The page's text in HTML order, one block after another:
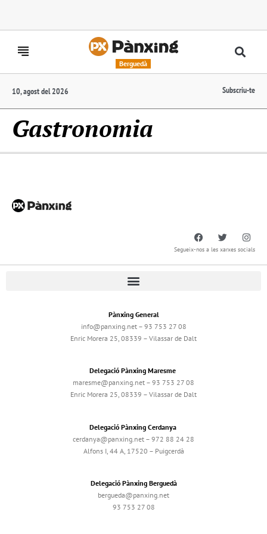
Berguedà
10, agost del 2026 Subscriu-te
Gastronomia
Segueix-nos a les xarxes socials
Pànxing General
info@panxing.net – 93 753 27 08
Enric Morera 25, 08339 – Vilassar de Dalt
Delegació Pànxing Maresme
maresme@panxing.net – 93 753 27 08
Enric Morera 25, 08339 – Vilassar de Dalt
Delegació Pànxing Cerdanya
cerdanya@panxing.net – 972 88 24 28
Alfons I, 44 A, 17520 – Puigcerdà
Delegació Pànxing Berguedà
bergueda@panxing.net
93 753 27 08